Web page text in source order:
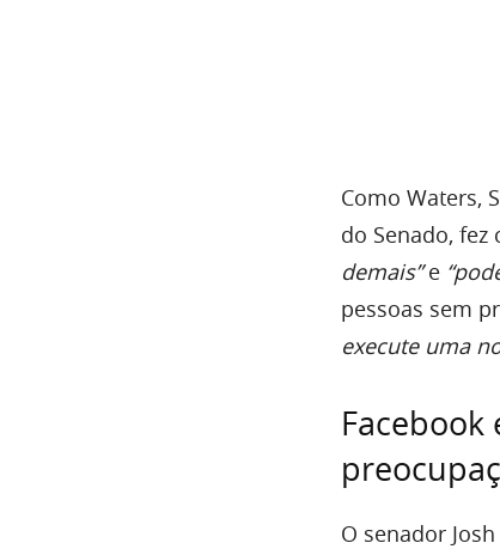
Como Waters,
do Senado,
demais”e
pessoas sem
execute uma
O senador